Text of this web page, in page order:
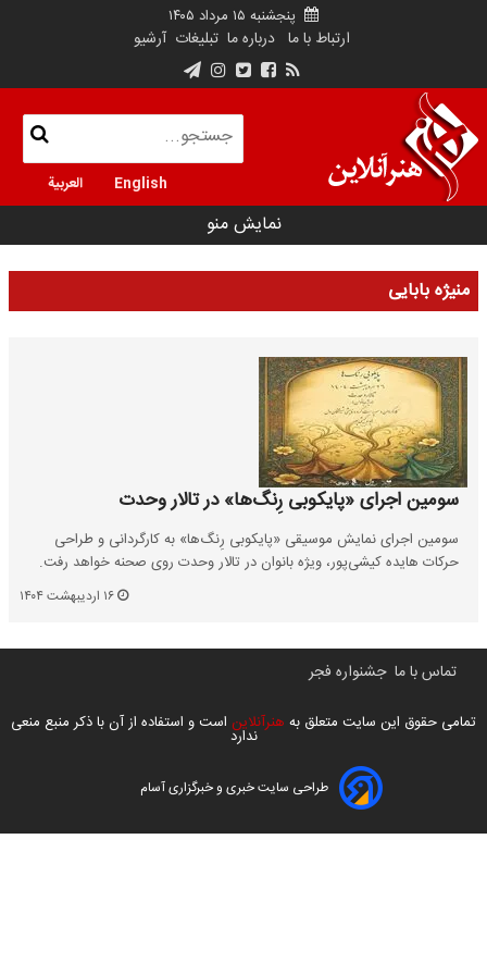
پنجشنبه ۱۵ مرداد ۱۴۰۵
ارتباط با ما درباره ما تبلیغات آرشیو
English العربية
نمایش منو
منیژه بابایی
سومین اجرای «پایکوبی رِنگ‌ها» در تالار وحدت
سومین اجرای نمایش موسیقی «پایکوبی رِنگ‌ها» به کارگردانی و طراحی
حرکات هایده کیشی‌پور، ویژه بانوان در تالار وحدت روی صحنه خواهد رفت.
تماس با ما جشنواره فجر
تمامی حقوق این سایت متعلق به هنرآنلاین است و استفاده از آن با ذکر منبع منعی
ندارد
طراحی سایت خبری و خبرگزاری آسام